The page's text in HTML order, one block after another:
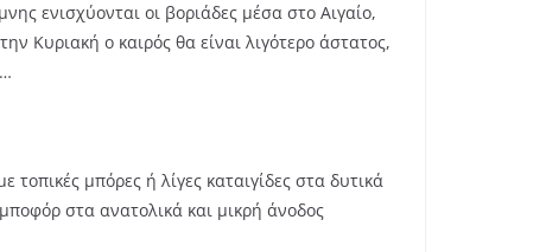
ενισχύονται οι βοριάδες μέσα στο Αιγαίο,
Κυριακή ο καιρός θα είναι λιγότερο άστατος,
μπόρες ή λίγες καταιγίδες στα δυτικά
στα ανατολικά και μικρή άνοδος